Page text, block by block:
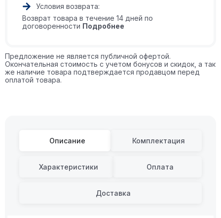
Условия возврата:
Возврат товара в течение 14 дней по
договоренности Подробнее
Предложение не является публичной офертой.
Окончательная стоимость с учетом бонусов и скидок, а так
же наличие товара подтверждается продавцом перед
оплатой товара.
Описание Комплектация
Характеристики Оплата
Доставка